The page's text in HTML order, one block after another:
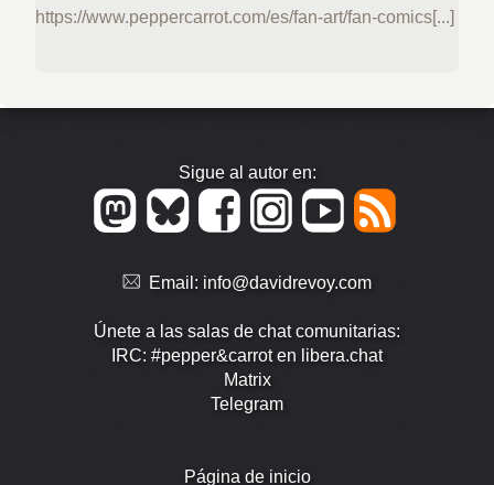
https://www.peppercarrot.com/es/fan-art/fan-comics[...]
Sigue al autor en:
Email: info@davidrevoy.com
Únete a las salas de chat comunitarias:
IRC: #pepper&carrot en libera.chat
Matrix
Telegram
Página de inicio